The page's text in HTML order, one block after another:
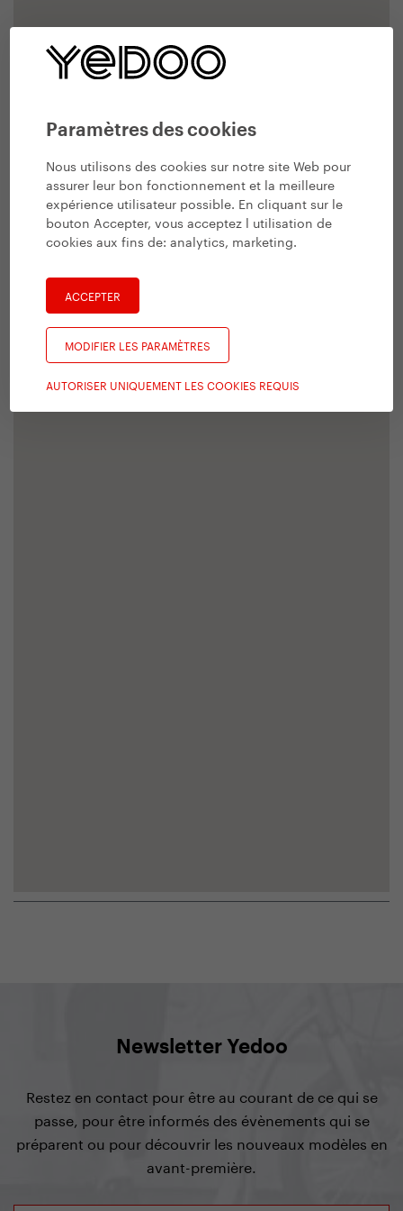
Paramètres des cookies
Nous utilisons des cookies sur notre site Web pour
assurer leur bon fonctionnement et la meilleure
expérience utilisateur possible. En cliquant sur le
bouton Accepter, vous acceptez l utilisation de
cookies aux fins de:analytics, marketing.
ACCEPTER
MODIFIER LES PARAMÈTRES
AUTORISER UNIQUEMENT LES COOKIES REQUIS
Newsletter Yedoo
Restez en contact pour être au courant de ce qui se
passe, pour être informés des évènements qui se
préparent ou pour découvrir les nouveaux modèles en
avant-première.